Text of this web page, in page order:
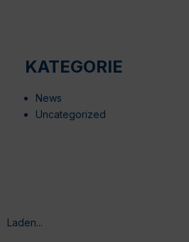
KATEGORIE
News
Uncategorized
Laden...